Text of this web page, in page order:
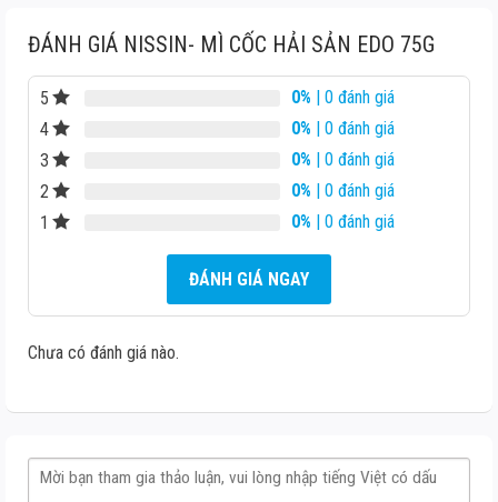
ĐÁNH GIÁ NISSIN- MÌ CỐC HẢI SẢN EDO 75G
5 0% | 0 đánh giá
4
0% | 0 đánh giá
3
0% | 0 đánh giá
2
0% | 0 đánh giá
1
0% | 0 đánh giá
ĐÁNH GIÁ NGAY
Chưa có đánh giá nào.